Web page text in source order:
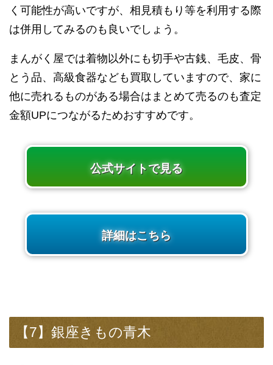
く可能性が高いですが、相見積もり等を利用する際
は併用してみるのも良いでしょう。
まんがく屋では着物以外にも切手や古銭、毛皮、骨
とう品、高級食器なども買取していますので、家に
他に売れるものがある場合はまとめて売るのも査定
金額UPにつながるためおすすめです。
公式サイトで見る
詳細はこちら
【7】銀座きもの青木